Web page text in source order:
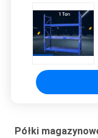
Półki